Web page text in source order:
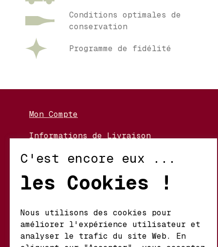
Conditions optimales de
conservation
Programme de fidélité
Mon Compte
Informations de Livraison
Conditions d’Utilisation
Mathieu S.A. Vins fins
d'origine
C'est encore eux ...
les Cookies !
Nous utilisons des cookies pour
améliorer l'expérience utilisateur et
analyser le trafic du site Web. En